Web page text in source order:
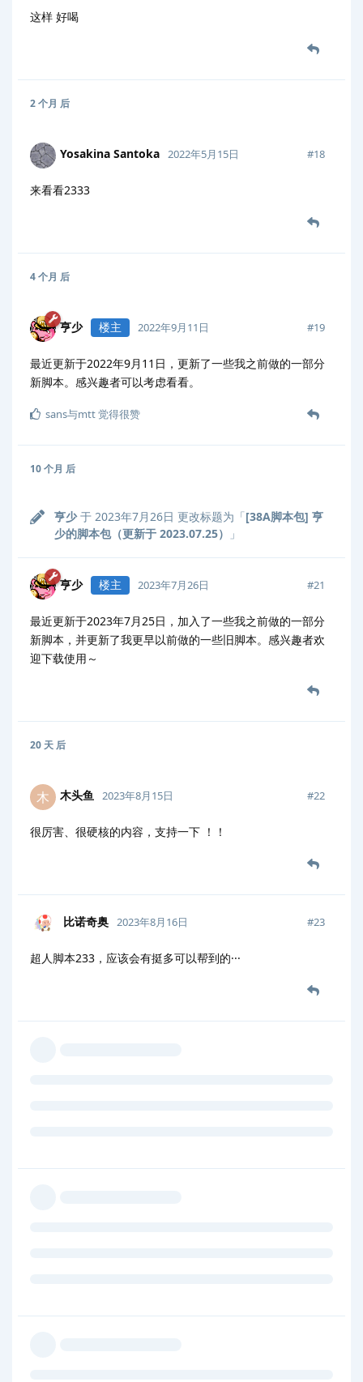
这样 好喝
2 个月 后
Yosakina Santoka 2022年5月15日 #18
来看看2333
4 个月 后
亨少 楼主 2022年9月11日 #19
最近更新于2022年9月11日，更新了一些我之前做的一部分
新脚本。感兴趣者可以考虑看看。
sans与mtt觉得很赞
10 个月 后
亨少于 2023年7月26日 更改标题为「[38A脚本包] 亨
少的脚本包（更新于 2023.07.25）
」
亨少 楼主 2023年7月26日 #21
最近更新于2023年7月25日，加入了一些我之前做的一部分
新脚本，并更新了我更早以前做的一些旧脚本。感兴趣者欢
迎下载使用～
20 天 后
木 木头鱼 2023年8月15日 #22
很厉害、很硬核的内容，支持一下 ！！
比诺奇奥 2023年8月16日 #23
超人脚本233，应该会有挺多可以帮到的···